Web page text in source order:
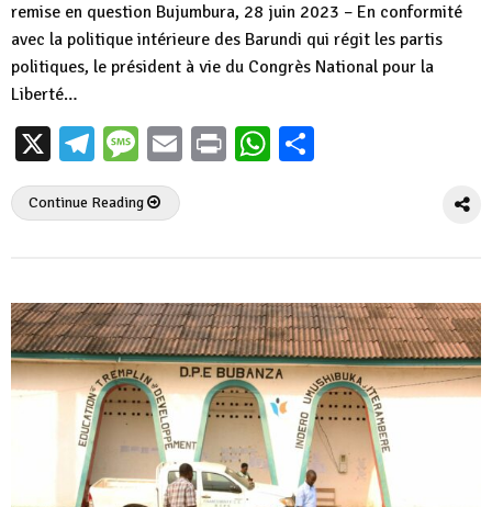
remise en question Bujumbura, 28 juin 2023 – En conformité
avec la politique intérieure des Barundi qui régit les partis
politiques, le président à vie du Congrès National pour la
Liberté…
X Telegram
Message
EmailPrintWhatsApp
Continue Reading